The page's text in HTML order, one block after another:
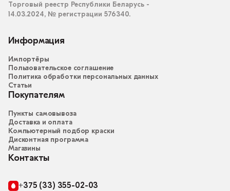
Торговый реестр Республики Беларусь -
14.03.2024, № регистрации 576340.
Информация
Импортёры
Пользовательское соглашение
Политика обработки персональных данных
Статьи
Покупателям
Пункты самовывоза
Доставка и оплата
Компьютерный подбор краски
Дисконтная программа
Магазины
Контакты
+375 (33) 355-02-03